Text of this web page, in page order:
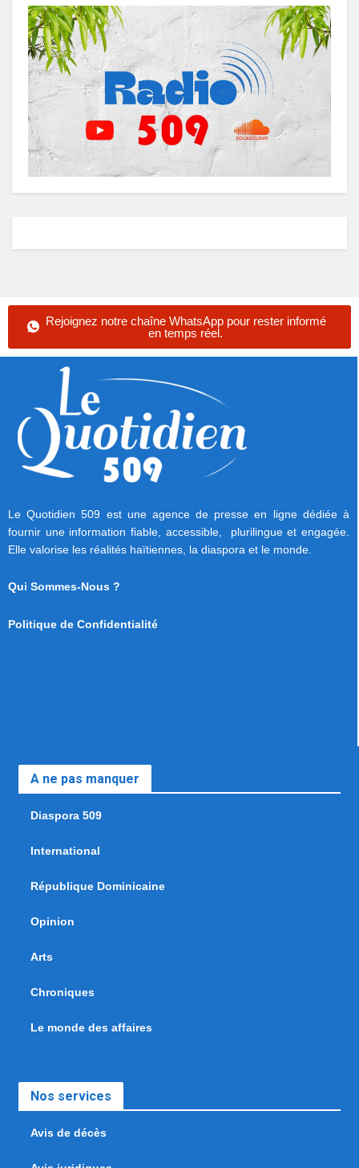
Rejoignez notre chaîne WhatsApp pour rester informé
en temps réel.
Le Quotidien 509 est une agence de presse en ligne dédiée à
fournir une information fiable, accessible, plurilingue et engagée.
Elle valorise les réalités haïtiennes, la diaspora et le monde.
Qui Sommes-Nous ?
Politique de Confidentialité
A ne pas manquer
Diaspora 509
International
République Dominicaine
Opinion
Arts
Chroniques
Le monde des affaires
Nos services
Avis de décès